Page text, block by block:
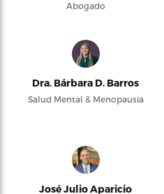
Abogado
Dra. Bárbara D. Barros
Salud Mental & Menopausia
José Julio Aparicio